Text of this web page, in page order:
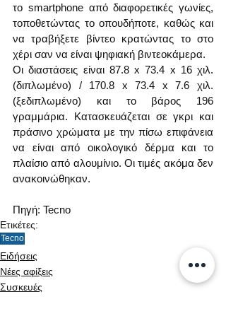
το smartphone από διαφορετικές γωνίες,
τοποθετώντας το οπουδήποτε, καθώς και
να τραβήξετε βίντεο κρατώντας το στο
χέρι σαν να είναι ψηφιακή βιντεοκάμερα.
Οι διαστάσεις είναι 87.8 x 73.4 x 16 χιλ.
(διπλωμένο) / 170.8 x 73.4 x 7.6 χιλ.
(ξεδιπλωμένο) και το βάρος 196
γραμμάρια. Κατασκευάζεται σε γκρι και
πράσινο χρώματα με την πίσω επιφάνεια
να είναι από οικολογικό δέρμα και το
πλαίσιο από αλουμίνιο. Οι τιμές ακόμα δεν
ανακοινώθηκαν.
Πηγή: Tecno
Ετικέτες:
Tecno
Ειδήσεις
Νέες αφίξεις
Συσκευές